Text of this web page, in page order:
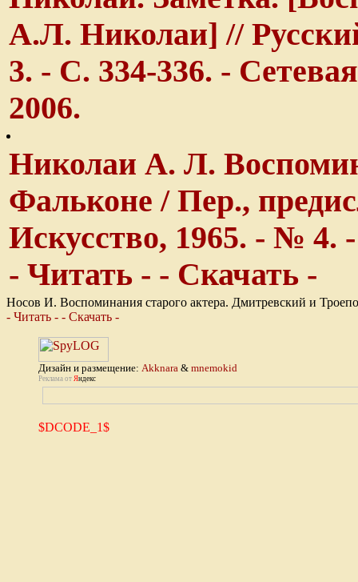
А.Л. Николаи] //
3. - С. 334-336. -
2006.
Николаи А. Л.
Фальконе / Пер.,
Искусство, 1965. - № 4.
- Читать - - Скачать -
Носов И. Воспоминания старого актера. Дмитревский и
- Читать - - Скачать -
Дизайн и размещение: Akknara & mnemokid
Реклама от Яндекс
$DCODE_1$